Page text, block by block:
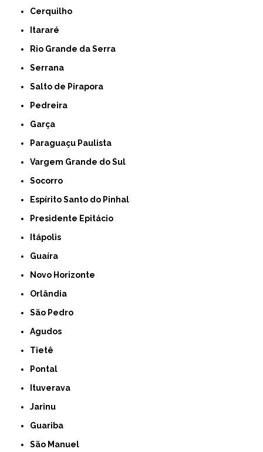
Cerquilho
Itararé
Rio Grande da Serra
Serrana
Salto de Pirapora
Pedreira
Garça
Paraguaçu Paulista
Vargem Grande do Sul
Socorro
Espírito Santo do Pinhal
Presidente Epitácio
Itápolis
Guaíra
Novo Horizonte
Orlândia
São Pedro
Agudos
Tietê
Pontal
Ituverava
Jarinu
Guariba
São Manuel